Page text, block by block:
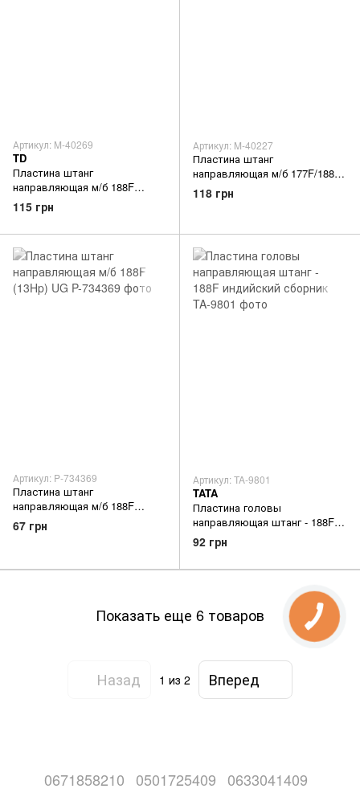
Артикул: M-40269
TD
Пластина штанг
направляющая м/б 188F
(13Hp) TD
115 грн
Артикул: M-40227
Пластина штанг
направляющая м/б 177F/188F
(9/13Hp) TD
118 грн
Артикул: P-734369
Пластина штанг
направляющая м/б 188F
(13Hp) UG
67 грн
Артикул: TA-9801
TATA
Пластина головы
направляющая штанг - 188F
индийский сборник
92 грн
Показать еще 6 товаров
Назад 1 из 2 Вперед
0671858210 0501725409 0633041409